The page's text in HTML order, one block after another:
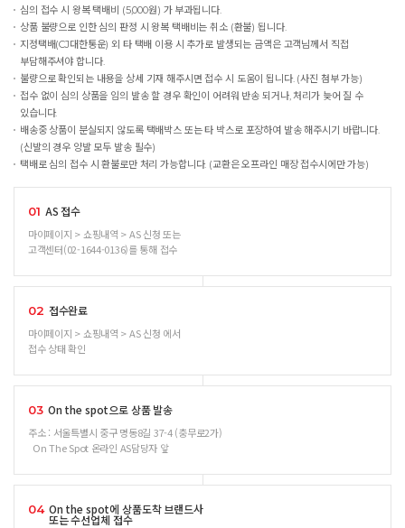
심의 접수 시 왕복 택배비 (5,000원) 가 부과됩니다.
상품 불량으로 인한 심의 판정 시 왕복 택배비는 취소 (환불) 됩니다.
지정택배(CJ대한통운) 외 타 택배 이용 시 추가로 발생되는 금액은 고객님께서 직접
부담해주셔야 합니다.
불량으로 확인되는 내용을 상세 기재 해주시면 접수 시 도움이 됩니다. (사진 첨부 가능)
접수 없이 심의 상품을 임의 발송 할 경우 확인이 어려워 반송 되거나, 처리가 늦어 질 수
있습니다.
배송중 상품이 분실되지 않도록 택배박스 또는 타 박스로 포장하여 발송 해주시기 바랍니다.
(신발의 경우 양발 모두 발송 필수)
택배로 심의 접수 시 환불로만 처리 가능합니다. (교환은 오프라인 매장 접수시에만 가능)
01 AS 접수
마이페이지 > 쇼핑내역 > AS 신청 또는
고객센터(02-1644-0136)를 통해 접수
02 접수완료
마이페이지 > 쇼핑내역 > AS 신청 에서
접수 상태 확인
03 On the spot으로 상품 발송
주소 : 서울특별시 중구 명동8길 37-4 (충무로2가)
On The Spot 온라인 AS담당자 앞
04 On the spot에 상품도착 브랜드사
또는 수선업체 접수